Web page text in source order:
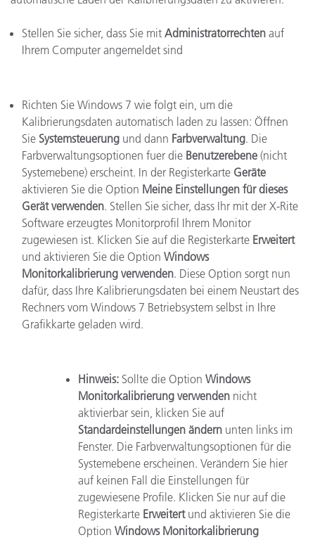
Stellen Sie sicher, dass Sie mit Administratorrechten auf
Ihrem Computer angemeldet sind
Richten Sie Windows 7 wie folgt ein, um die
Kalibrierungsdaten automatisch laden zu lassen: Öffnen
Sie Systemsteuerung und dann Farbverwaltung. Die
Farbverwaltungsoptionen fuer die Benutzerebene (nicht
Systemebene) erscheint. In der Registerkarte Geräte
aktivieren Sie die Option Meine Einstellungen für dieses
Gerät verwenden. Stellen Sie sicher, dass Ihr mit der X-Rite
Software erzeugtes Monitorprofil Ihrem Monitor
zugewiesen ist. Klicken Sie auf die Registerkarte Erweitert
und aktivieren Sie die Option Windows
Monitorkalibrierung verwenden. Diese Option sorgt nun
dafür, dass Ihre Kalibrierungsdaten bei einem Neustart des
Rechners vom Windows 7 Betriebsystem selbst in Ihre
Grafikkarte geladen wird.
Hinweis: Sollte die Option Windows
Monitorkalibrierung verwenden nicht
aktivierbar sein, klicken Sie auf
Standardeinstellungen ändern unten links im
Fenster. Die Farbverwaltungsoptionen für die
Systemebene erscheinen. Verändern Sie hier
auf keinen Fall die Einstellungen für
zugewiesene Profile. Klicken Sie nur auf die
Registerkarte Erweitertund aktivieren Sie die
Option Windows Monitorkalibrierung